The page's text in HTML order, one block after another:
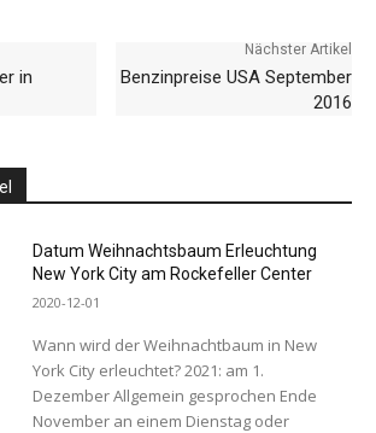
in
Nächster Artikel
Benzinpreise USA September
2016
Datum Weihnachtsbaum Erleuchtung
New York City am Rockefeller Center
2020-12-01
Wann wird der Weihnachtbaum in New
York City erleuchtet? 2021: am 1.
Dezember Allgemein gesprochen Ende
November an einem Dienstag oder